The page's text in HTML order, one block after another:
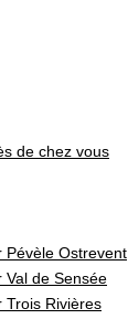
de chez vous
Pévèle Ostrevent
Val de Sensée
Trois Rivières